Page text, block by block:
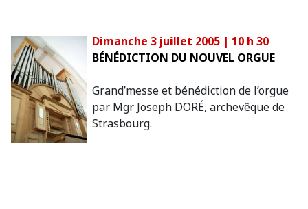
Dimanche 3 juillet 2005 | 10 h 30
BÉNÉDICTION DU NOUVEL ORGUE
Grand’messe et bénédiction de l’orgue
par Mgr Joseph DORÉ, archevêque de
Strasbourg.